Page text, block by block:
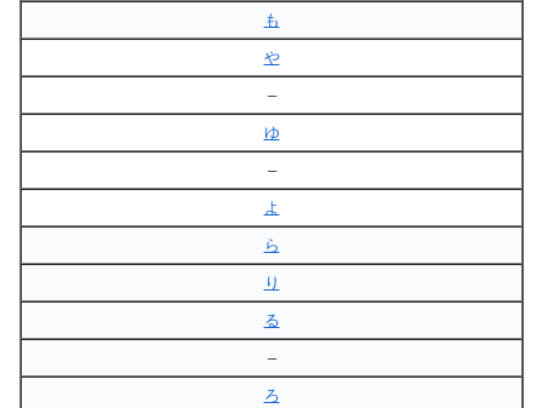
も
や
–
ゆ
–
よ
ら
り
る
–
ろ